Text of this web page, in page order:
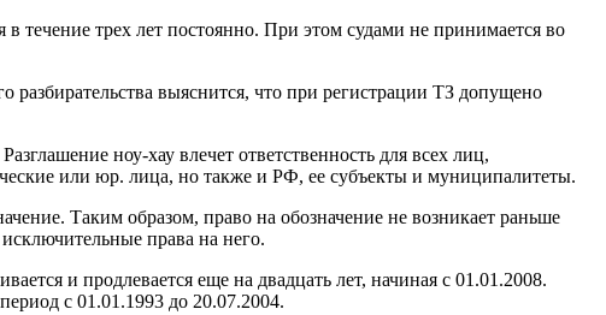
в течение трех лет постоянно. При этом судами не принимается во
разбирательства выяснится, что при регистрации ТЗ допущено
ноу-хау влечет ответственность для всех лиц,
или юр. лица, но также и РФ, ее субъекты и муниципалитеты.
Таким образом, право на обозначение не возникает раньше
права на него.
и продлевается еще на двадцать лет, начиная с 01.01.2008.
с 01.01.1993 до 20.07.2004.